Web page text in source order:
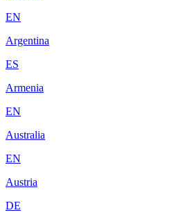
EN
Argentina
ES
Armenia
EN
Australia
EN
Austria
DE